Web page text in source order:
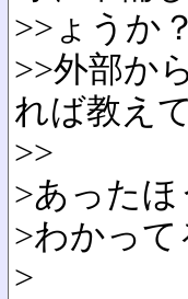
>>ょうか？
>>外部か
れば教え
>>
>あった
>わかっ
>